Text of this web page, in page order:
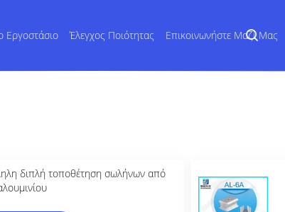
Εργοστάσιο Έλεγχος Ποιότητας Επικοινωνήστε Μαζί Μας
διπλή τοποθέτηση σωλήνων από